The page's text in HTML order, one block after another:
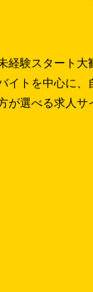
経験スタート大
イトを中心に、
が選べる求人サ